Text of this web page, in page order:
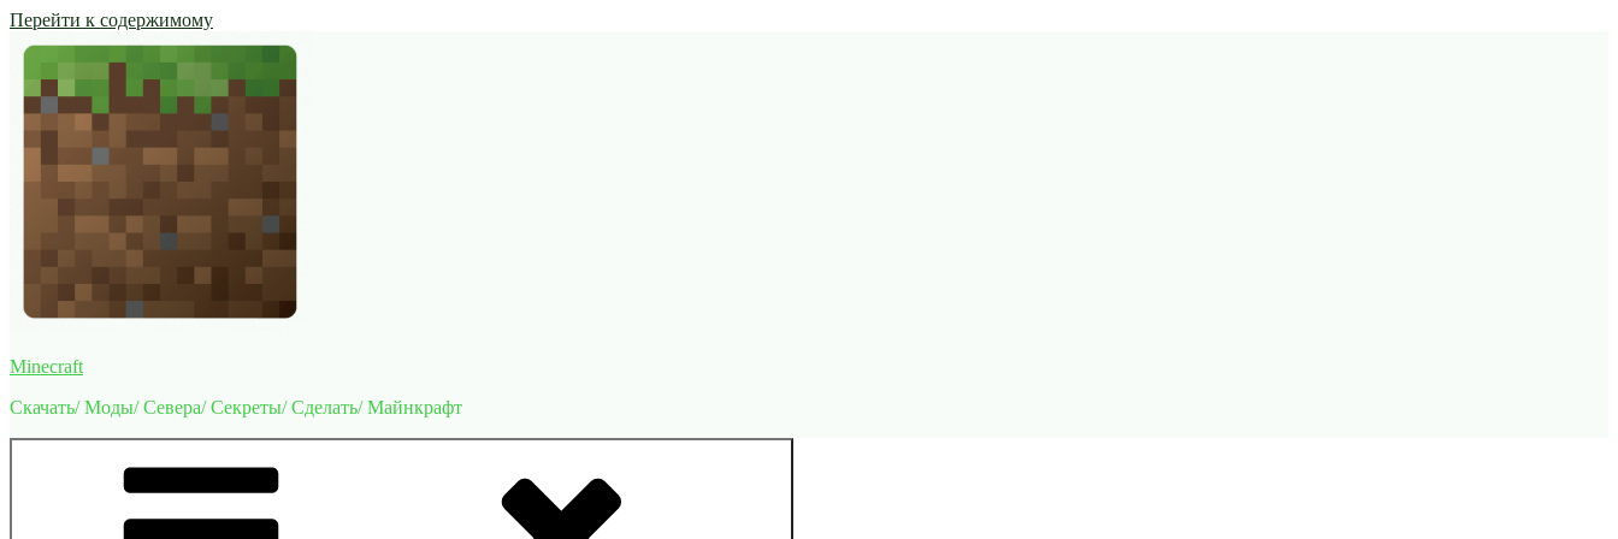
Перейти к содержимому
Minecraft
Скачать/ Моды/ Севера/ Секреты/ Сделать/ Майнкрафт